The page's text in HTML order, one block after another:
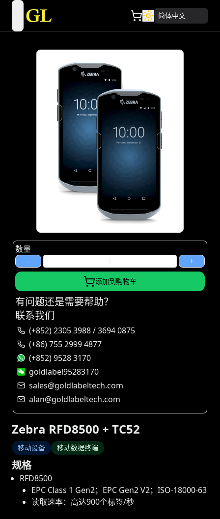
open navigation menu 简体中文
Zebra RFD8500 + TC52
移动设备 移动数据终端
规格
RFD8500
EPC Class 1 Gen2；EPC Gen2 V2；ISO-18000-63
读取速率：高达900个标签/秒
数量
-
+
添加到购物车
有问题还是需要帮助？
联系我们
(+852) 2305 3988 / 3694 0875
(+86) 755 2999 4877
(+852) 9528 3170
goldlabel95283170
sales@goldlabeltech.com
alan@goldlabeltech.com